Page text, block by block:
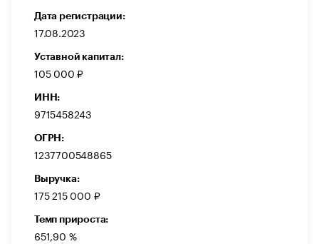
Дата регистрации:
17.08.2023
Уставной капитал:
105 000 ₽
ИНН:
9715458243
ОГРН:
1237700548865
Выручка:
175 215 000 ₽
Темп прироста:
651,90 %